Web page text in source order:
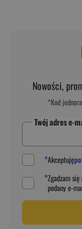
Nowości,
*Kod
Twój adres e-
*Akceptuję
*Zgadzam
podanye-